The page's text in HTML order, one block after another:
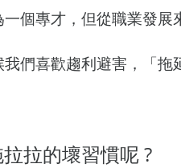
個專才，但從職業發展
們喜歡趨利避害，「拖
拉的壞習慣呢 ?